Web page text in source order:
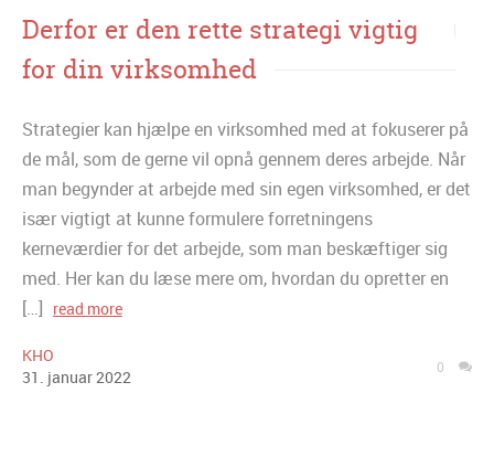
Derfor er den rette strategi vigtig
for din virksomhed
Strategier kan hjælpe en virksomhed med at fokuserer på
de mål, som de gerne vil opnå gennem deres arbejde. Når
man begynder at arbejde med sin egen virksomhed, er det
især vigtigt at kunne formulere forretningens
kerneværdier for det arbejde, som man beskæftiger sig
med. Her kan du læse mere om, hvordan du opretter en
[…] read more
KHO
31 . januar2022 0